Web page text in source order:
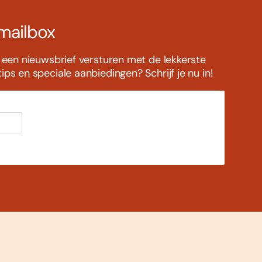
nieuwsbrief versturen met de lekkerste
en speciale aanbiedingen? Schrijf je nu in!